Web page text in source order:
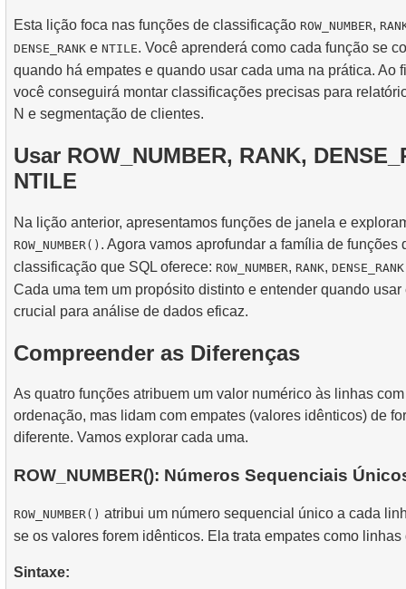
4.Como os Índices B-tree Funcionam
3. Mapa de Assentos da Aeronave
Esta lição foca nas funções de classificação ROW_NUMBER,
DENSE_RANK e NTILE. Você aprenderá como cada função se
quando há empates e quando usar cada uma na prática. Ao
você conseguirá montar classificações precisas para
N e segmentação de clientes.
Usar ROW_NUMBER, RANK,
NTILE
Na lição anterior, apresentamos funções de janela e
ROW_NUMBER() . Agora vamos aprofundar a família de funções
classificação que SQL oferece: ROW_NUMBER, RANK, DENSE_RANK
Cada uma tem um propósito distinto e entender quando usar
crucial para análise de dados eficaz.
Compreender as Diferenças
As quatro funções atribuem um valor numérico às linhas
ordenação, mas lidam com empates (valores idênticos) de
diferente. Vamos explorar cada uma.
ROW_NUMBER(): Números Sequenciais
ROW_NUMBER() atribui um número sequencial único a cada
se os valores forem idênticos. Ela trata empates como linhas
Sintaxe: